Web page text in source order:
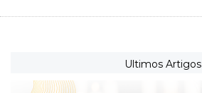
Ultimos Artigos